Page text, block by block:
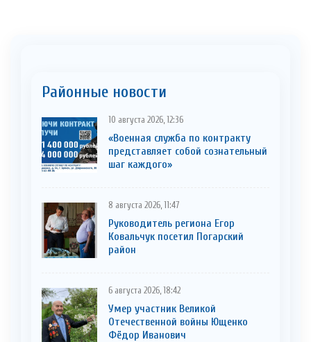
Районные новости
10 августа 2026, 12:36
«Военная служба по контракту
представляет собой сознательный
шаг каждого»
8 августа 2026, 11:47
Руководитель региона Егор
Ковальчук посетил Погарский
район
6 августа 2026, 18:42
Умер участник Великой
Отечественной войны Ющенко
Фёдор Иванович